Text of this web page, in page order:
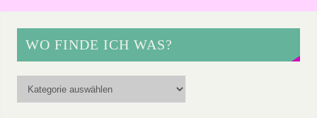
WO FINDE ICH WAS?